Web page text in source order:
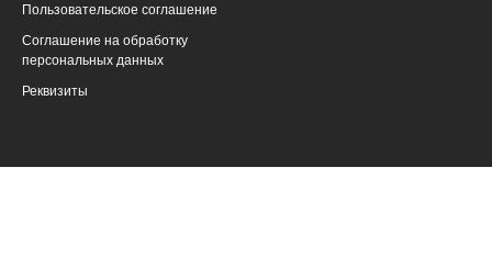
Пользовательское соглашение
Соглашение на обработку
персональных данных
Реквизиты